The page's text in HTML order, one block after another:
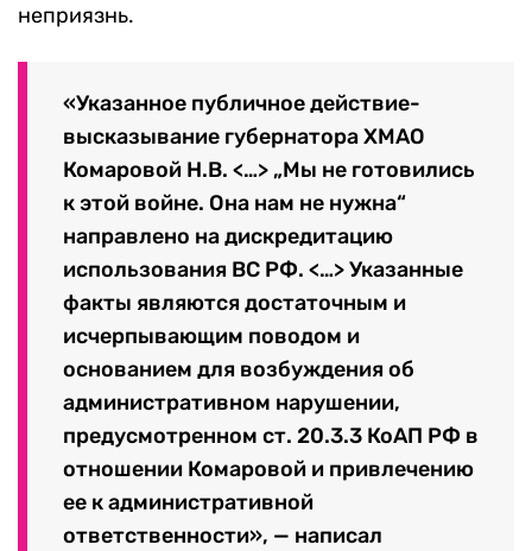
неприязнь.
«Указанное публичное действие-
высказывание губернатора ХМАО
Комаровой Н.В. <…> „Мы не готовились
к этой войне. Она нам не нужна“
направлено на дискредитацию
использования ВС РФ. <…> Указанные
факты являются достаточным и
исчерпывающим поводом и
основанием для возбуждения об
административном нарушении,
предусмотренном ст. 20.3.3 КоАП РФ в
отношении Комаровой и привлечению
ее к административной
ответственности», — написал